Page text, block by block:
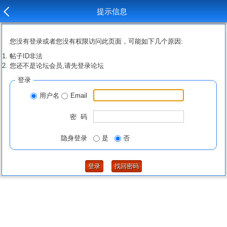
提示信息
您没有登录或者您没有权限访问此页面，可能如下几个原因:
帖子ID非法
您还不是论坛会员,请先登录论坛
登录
用户名 Email
密 码
隐身登录 是 否